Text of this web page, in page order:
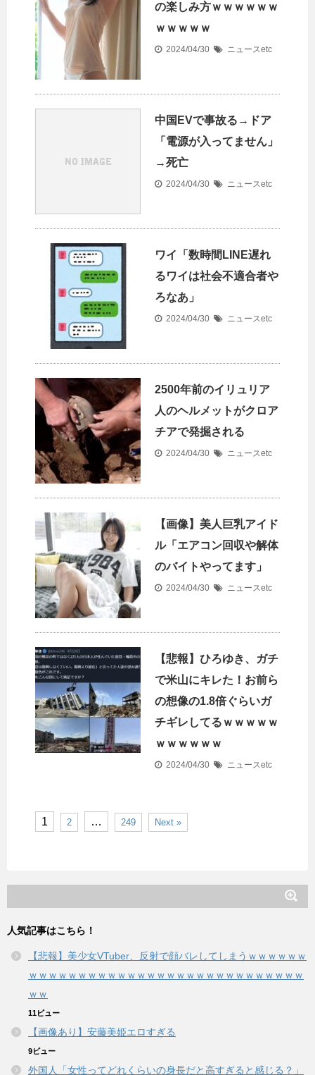
の楽しみ方ｗｗｗｗｗｗ
ｗｗｗｗｗ
2024/04/30 ニュースetc
中国EVで事故る→ドア
「電源が入ってません」
→死亡
2024/04/30 ニュースetc
ワイ「数時間LINE遅れ
るワイは社会不適合者や
ろなあ」
2024/04/30 ニュースetc
2500年前のイリュリア
人のヘルメットがクロア
チアで発掘される
2024/04/30 ニュースetc
【画像】美人巨乳アイド
ル「エアコン回収や解体
のバイトやってます」
2024/04/30 ニュースetc
【悲報】ひろゆき、ガチ
で米山にキレた！お前ら
の想像の1.8倍ぐらいガ
チギレしてるｗｗｗｗｗ
ｗｗｗｗｗｗ
2024/04/30 ニュースetc
1 2 … 249 Next »
人気記事はこちら！
【悲報】美少女VTuber、反射で顔バレしてしまうｗｗｗｗｗｗ
ｗｗｗｗｗｗｗｗｗｗｗｗｗｗｗｗｗｗｗｗｗｗｗｗｗｗｗｗ
ｗｗ
11ビュー
【画像あり】安藤美姫エロすぎる
9ビュー
外国人「女性ってどれくらいの身長だと高すぎると感じる？」